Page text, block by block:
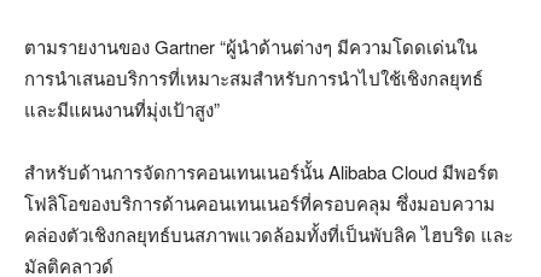
ตามรายงานของGartner “ผู้นำด้านต่างๆ มีความโดดเด่นใน
การนำเสนอบริการที่เหมาะสมสำหรับการนำไปใช้เชิงกลยุทธ์
และมีแผนงานที่มุ่งเป้าสูง”
สำหรับด้านการจัดการคอนเทนเนอร์นั้นAlibaba Cloud มีพอร์ต
โฟลิโอของบริการด้านคอนเทนเนอร์ที่ครอบคลุม ซึ่งมอบความ
คล่องตัวเชิงกลยุทธ์บนสภาพแวดล้อมทั้งที่เป็นพับลิค ไฮบริด และ
มัลติคลาวด์